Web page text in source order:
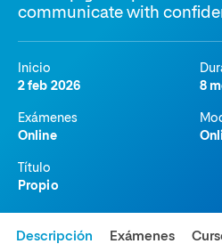
communicate with
Inicio
2 feb 2026
8
Exámenes
Online
Título
Propio
Descripción Exámenes